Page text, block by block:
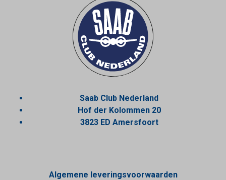
Saab Club Nederland
Hof der Kolommen 20
3823 ED Amersfoort
Algemene leveringsvoorwaarden